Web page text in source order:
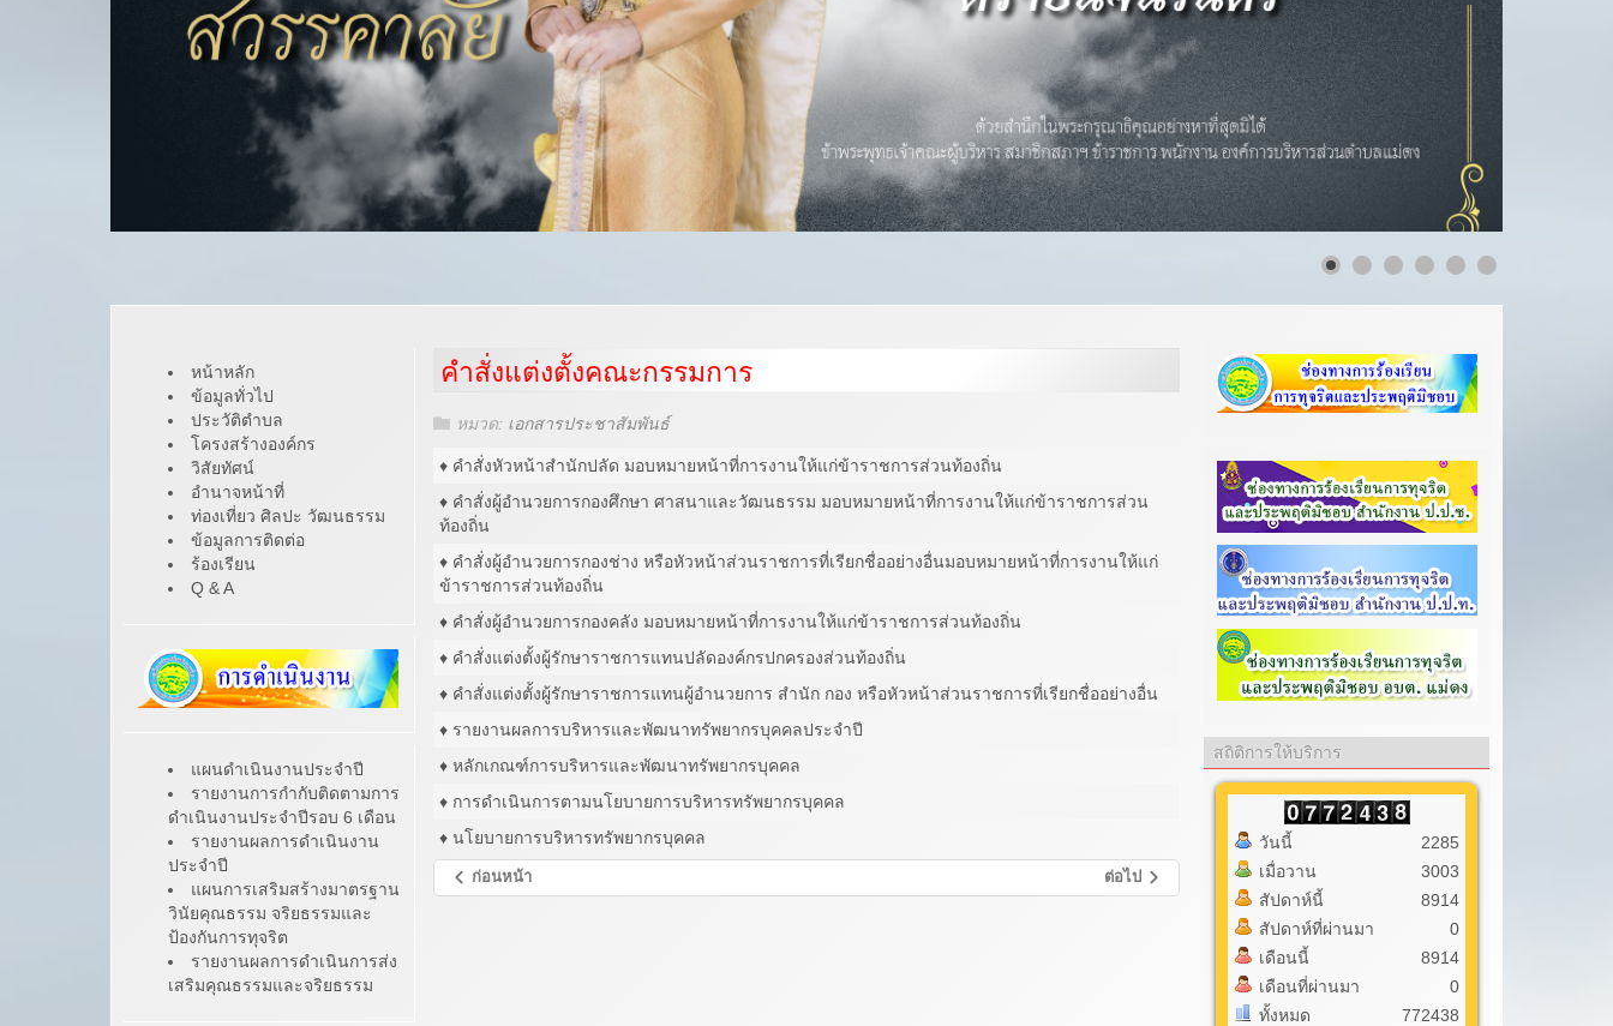
หน้าหลัก
ข้อมูลทั่วไป
ประวัติตำบล
โครงสร้างองค์กร
วิสัยทัศน์
อำนาจหน้าที่
ท่องเที่ยว ศิลปะ วัฒนธรรม
ข้อมูลการติดต่อ
ร้องเรียน
Q & A
แผนดำเนินงานประจำปี
รายงานการกำกับติดตามการ
ดำเนินงานประจำปีรอบ 6 เดือน
รายงานผลการดำเนินงาน
ประจำปี
แผนการเสริมสร้างมาตรฐาน
วินัยคุณธรรม จริยธรรมและ
ป้องกันการทุจริต
รายงานผลการดำเนินการส่ง
เสริมคุณธรรมและจริยธรรม
คำสั่งแต่งตั้งคณะกรรมการ
หมวด: เอกสารประชาสัมพันธ์
♦ คำสั่งหัวหน้าสำนักปลัด มอบหมายหน้าที่การงานให้แก่ข้าราชการส่วนท้องถิ่น
♦ คำสั่งผู้อำนวยการกองศึกษา ศาสนาและวัฒนธรรม มอบหมายหน้าที่การงานให้แก่ข้าราชการส่วน
ท้องถิ่น
♦ คำสั่งผู้อำนวยการกองช่าง หรือหัวหน้าส่วนราชการที่เรียกชื่ออย่างอื่นมอบหมายหน้าที่การงานให้แก่
ข้าราชการส่วนท้องถิ่น
♦ คำสั่งผู้อำนวยการกองคลัง มอบหมายหน้าที่การงานให้แก่ข้าราชการส่วนท้องถิ่น
♦ คำสั่งแต่งตั้งผู้รักษาราชการแทนปลัดองค์กรปกครองส่วนท้องถิ่น
♦ คำสั่งแต่งตั้งผู้รักษาราชการแทนผู้อำนวยการ สำนัก กอง หรือหัวหน้าส่วนราชการที่เรียกชื่ออย่างอื่น
♦ รายงานผลการบริหารและพัฒนาทรัพยากรบุคคลประจำปี
♦ หลักเกณฑ์การบริหารและพัฒนาทรัพยากรบุคคล
♦ การดำเนินการตามนโยบายการบริหารทรัพยากรบุคคล
♦ นโยบายการบริหารทรัพยากรบุคคล
ก่อนหน้า ต่อไป
สถิติการให้บริการ
วันนี้
เมื่อวาน
สัปดาห์นี้
สัปดาห์ที่ผ่านมา
เดือนนี้
เดือนที่ผ่านมา
ทั้งหมด
2285
3003
8914
0
8914
0
772438